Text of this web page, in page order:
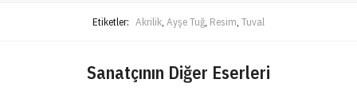
Etiketler: Akrilik, Ayşe Tuğ, Resim, Tuval
Sanatçının Diğer Eserleri